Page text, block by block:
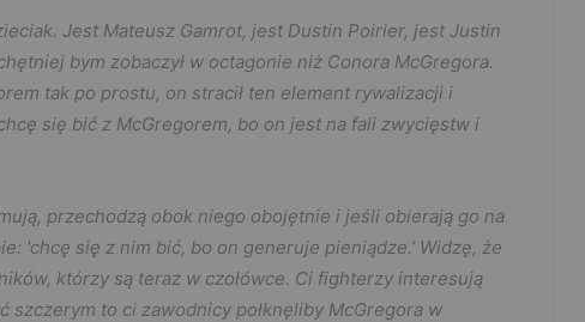
Jest Mateusz Gamrot, jest Dustin Poirier, jest Justin
bym zobaczył w octagonie niż Conora McGregora.
tak po prostu, on stracił ten element rywalizacji i
się bić z McGregorem, bo on jest na fali zwycięstw i
przechodzą obok niego obojętnie i jeśli obierają go na
'chcę się z nim bić, bo on generuje pieniądze.’ Widzę, że
którzy są teraz w czołówce. Ci fighterzy interesują
to ci zawodnicy połknęliby McGregora w